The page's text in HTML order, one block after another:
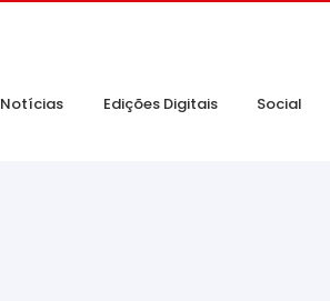
Notícias Edições Digitais Social